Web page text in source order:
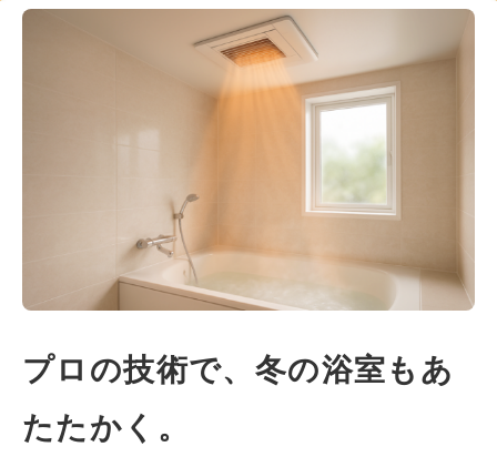
プロの技術で、冬の浴室もあ
たたかく。